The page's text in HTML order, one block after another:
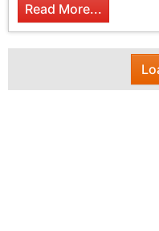
Read More...